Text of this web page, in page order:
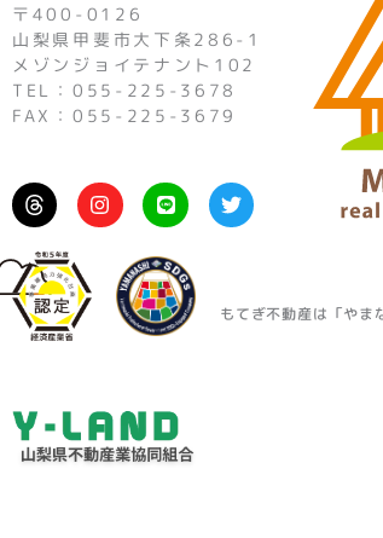
〒400-0126
山梨県甲斐市大下条286-1
メゾンジョイテナント102
TEL：055-225-3678
FAX：055-225-3679
I
n
s
L
i
n
e
T
w
i
r
もてぎ不動産は「やま